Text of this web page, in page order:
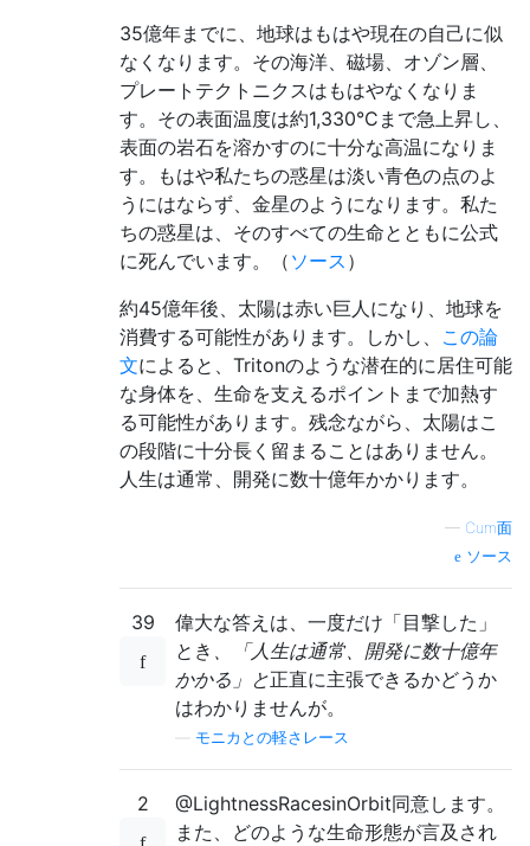
35億年までに、地球はもはや現在の自己に似
なくなります。その海洋、磁場、オゾン層、
プレートテクトニクスはもはやなくなりま
す。その表面温度は約1,330°Cまで急上昇し、
表面の岩石を溶かすのに十分な高温になりま
す。もはや私たちの惑星は淡い青色の点のよ
うにはならず、金星のようになります。私た
ちの惑星は、そのすべての生命とともに公式
に死んでいます。（ ソース ）
約45億年後、太陽は赤い巨人になり、地球を
消費する可能性があります。しかし、 この論
文によると、Tritonのような潜在的に居住可能
な身体を、生命を支えるポイントまで加熱す
る可能性があります。残念ながら、太陽はこ
の段階に十分長く留まることはありません。
人生は通常、開発に数十億年かかります。
— Cum面
ソース
39
偉大な答えは、一度だけ「目撃した」
とき 、「人生は通常、開発に数十億年
かかる」と正直に主張できるかどうか
はわかりませんが。
モニカとの軽さレース
2
@LightnessRacesinOrbit同意します。
また、どのような生命形態が言及され